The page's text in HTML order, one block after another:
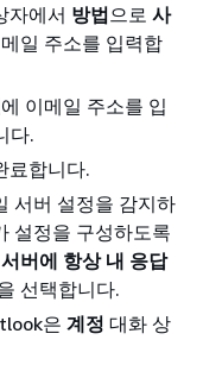
자에서 방법으로 사
일 주소를 입력합
에 이메일 주소를 입
다.
료합니다.
서버 설정을 감지하
설정을 구성하도록
버에 항상 내 응답
선택합니다.
은 계정 대화 상